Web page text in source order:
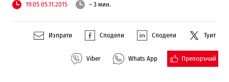
19:05 05.11.2015 ~ 3 мин.
Изпрати Сподели Сподели Туит
Viber Whats App Препоръчай